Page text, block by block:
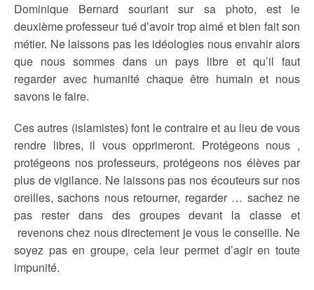
Dominique Bernard souriant sur sa photo, est le
deuxième professeur tué d’avoir trop aimé et bien fait son
métier. Ne laissons pas les idéologies nous envahir alors
que nous sommes dans un pays libre et qu’il faut
regarder avec humanité chaque être humain et nous
savons le faire.
Ces autres (islamistes) font le contraire et au lieu de vous
rendre libres, il vous opprimeront. Protégeons nous ,
protégeons nos professeurs, protégeons nos élèves par
plus de vigilance. Ne laissons pas nos écouteurs sur nos
oreilles, sachons nous retourner, regarder … sachez ne
pas rester dans des groupes devant la classe et
revenons chez nous directement je vous le conseille. Ne
soyez pas en groupe, cela leur permet d’agir en toute
impunité.